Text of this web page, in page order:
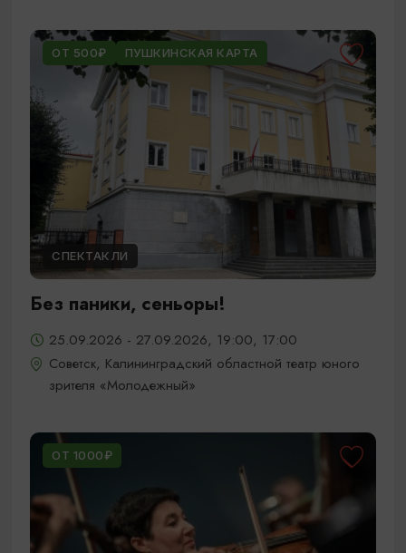
ОТ 500₽ ПУШКИНСКАЯ КАРТА
СПЕКТАКЛИ
Без паники, сеньоры!
25.09.2026 - 27.09.2026, 19:00, 17:00
Советск, Калининградский областной театр юного
зрителя «Молодежный»
ОТ 1000₽